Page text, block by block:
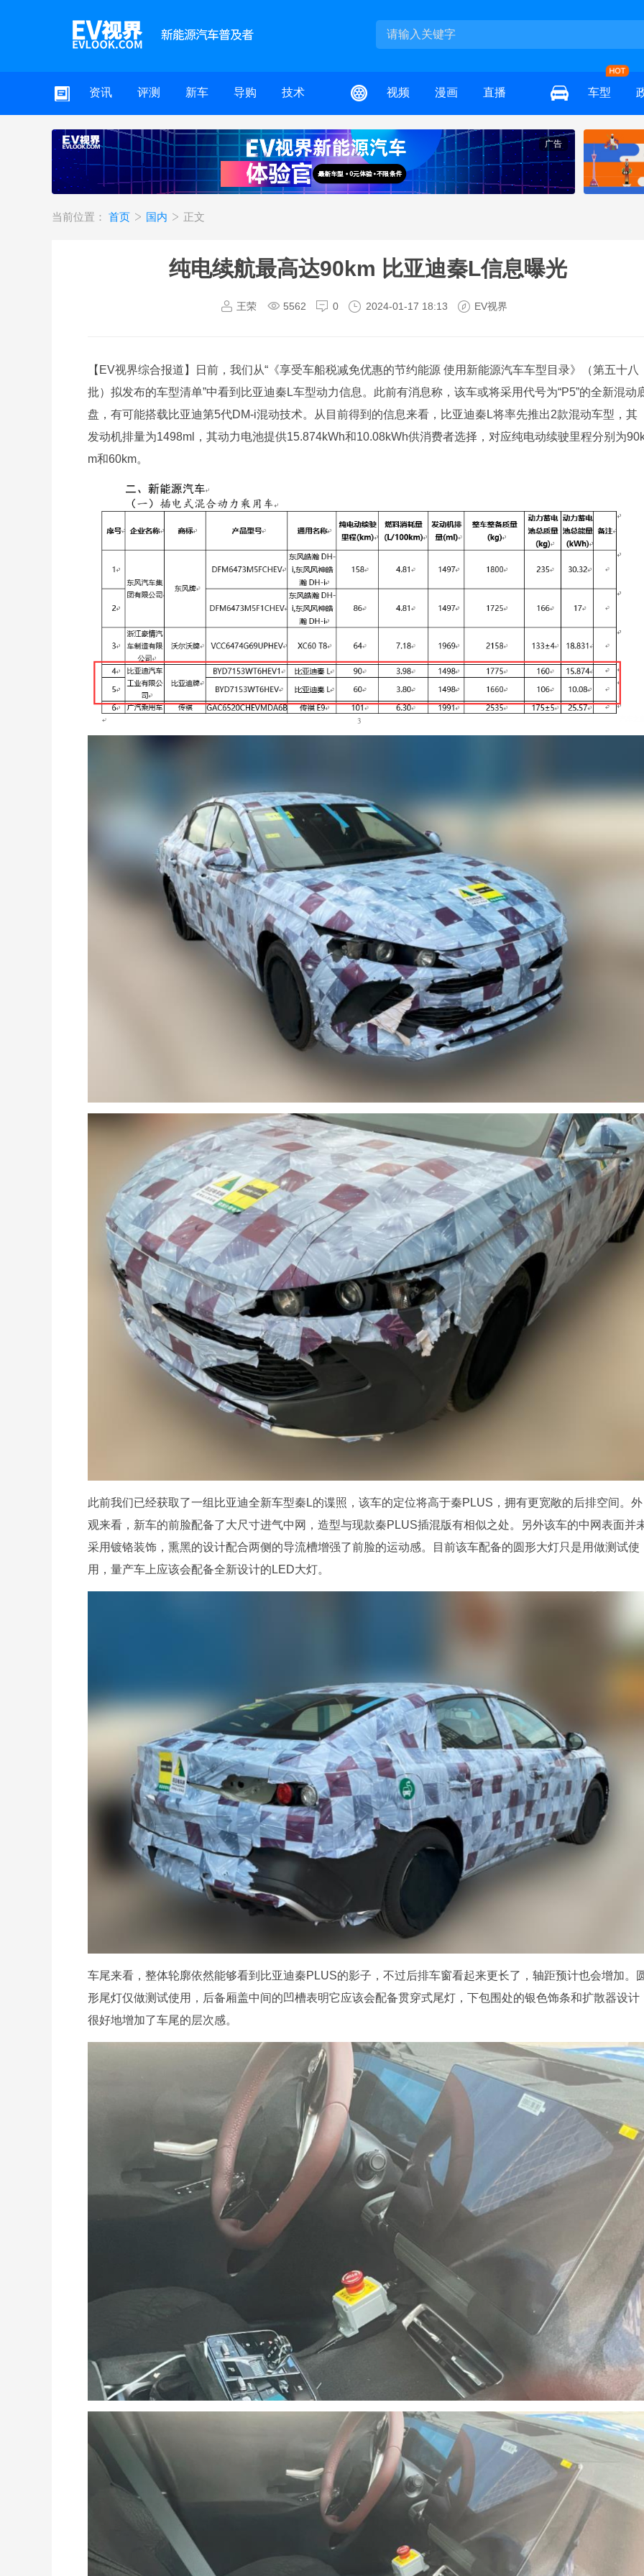
资讯 评测 新车 导购 技术 视频 漫画 直播 车型
广告
当前位置： 首页 国内 正文
纯电续航最高达90km 比亚迪秦L信息曝光
王荣 5562 0 2024-01-17 18:13 EV视界
【EV视界综合报道】日前，我们从“《享受车船税减免优惠的节约能源 使用新能源汽车车型目录》（第五十八
批）拟发布的车型清单”中看到比亚迪秦L车型动力信息。此前有消息称，该车或将采用代号为“P5”的全新混动
盘，有可能搭载比亚迪第5代DM-i混动技术。从目前得到的信息来看，比亚迪秦L将率先推出2款混动车型，其
发动机排量为1498ml，其动力电池提供15.874kWh和10.08kWh供消费者选择，对应纯电动续驶里程分别为
m和60km。
此前我们已经获取了一组比亚迪全新车型秦L的谍照，该车的定位将高于秦PLUS，拥有更宽敞的后排空间。外
观来看，新车的前脸配备了大尺寸进气中网，造型与现款秦PLUS插混版有相似之处。另外该车的中网表面并
采用镀铬装饰，熏黑的设计配合两侧的导流槽增强了前脸的运动感。目前该车配备的圆形大灯只是用做测试使
用，量产车上应该会配备全新设计的LED大灯。
车尾来看，整体轮廓依然能够看到比亚迪秦PLUS的影子，不过后排车窗看起来更长了，轴距预计也会增加。
形尾灯仅做测试使用，后备厢盖中间的凹槽表明它应该会配备贯穿式尾灯，下包围处的银色饰条和扩散器设计
很好地增加了车尾的层次感。